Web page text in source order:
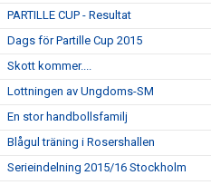
PARTILLE CUP - Resultat
Dags för Partille Cup 2015
Skott kommer....
Lottningen av Ungdoms-SM
En stor handbollsfamilj
Blågul träning i Rosershallen
Serieindelning 2015/16 Stockholm